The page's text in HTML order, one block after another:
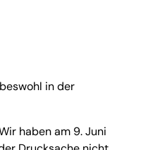
in der
haben am 9. Juni